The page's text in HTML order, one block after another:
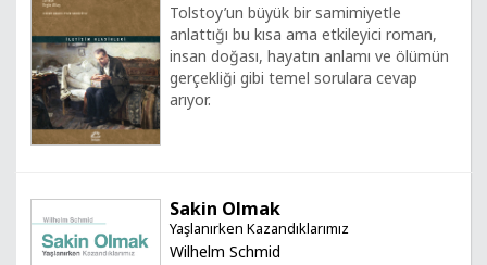
Tolstoy’un büyük bir samimiyetle
anlattığı bu kısa ama etkileyici roman,
insan doğası, hayatın anlamı ve ölümün
gerçekliği gibi temel sorulara cevap
arıyor.
Sakin Olmak
Yaşlanırken Kazandıklarımız
Wilhelm Schmid